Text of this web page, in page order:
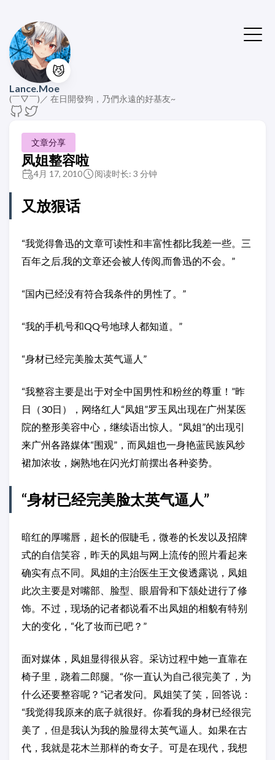
😼
Lance.Moe
(￣▽￣)／ 在日開發狗，乃們永遠的好基友~
文章分享
凤姐整容啦
4月 17, 2010 阅读时长: 3 分钟
又放狠话
“我觉得鲁迅的文章可读性和丰富性都比我差一些。三
百年之后,我的文章还会被人传阅,而鲁迅的不会。”
“国内已经没有符合我条件的男性了。”
“我的手机号和QQ号地球人都知道。”
“身材已经完美脸太英气逼人”
“我整容主要是出于对全中国男性和粉丝的尊重！”昨
日（30日），网络红人“凤姐”罗玉凤出现在广州某医
院的整形美容中心，继续语出惊人。“凤姐”的出现引
来广州各路媒体“围观”，而凤姐也一身艳蓝民族风纱
裙加浓妆，娴熟地在闪光灯前摆出各种姿势。
“身材已经完美脸太英气逼人”
暗红的厚嘴唇，超长的假睫毛，微卷的长发以及招牌
式的自信笑容，昨天的凤姐与网上流传的照片看起来
确实有点不同。凤姐的主治医生王文俊透露说，凤姐
此次主要是对嘴部、脸型、眼眉骨和下颔处进行了修
饰。不过，现场的记者都说看不出凤姐的相貌有特别
大的变化，“化了妆而已吧？”
面对媒体，凤姐显得很从容。采访过程中她一直靠在
椅子里，跷着二郎腿。“你一直认为自己很完美了，为
什么还要整容呢？”记者发问。凤姐笑了笑，回答说：
“我觉得我原来的底子就很好。你看我的身材已经很完
美了，但是我认为我的脸显得太英气逼人。如果在古
代，我就是花木兰那样的奇女子。可是在现代，我想